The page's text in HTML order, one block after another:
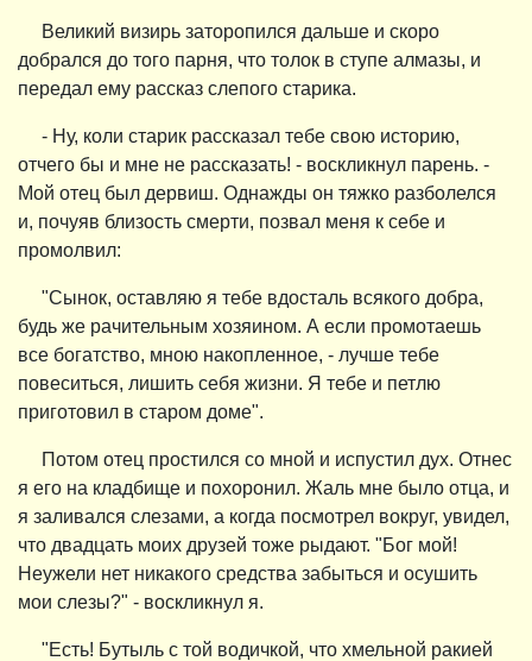
Великий визирь заторопился дальше и скоро
добрался до того парня, что толок в ступе алмазы, и
передал ему рассказ слепого старика.
- Ну, коли старик рассказал тебе свою историю,
отчего бы и мне не рассказать! - воскликнул парень. -
Мой отец был дервиш. Однажды он тяжко разболелся
и, почуяв близость смерти, позвал меня к себе и
промолвил:
"Сынок, оставляю я тебе вдосталь всякого добра,
будь же рачительным хозяином. А если промотаешь
все богатство, мною накопленное, - лучше тебе
повеситься, лишить себя жизни. Я тебе и петлю
приготовил в старом доме".
Потом отец простился со мной и испустил дух. Отнес
я его на кладбище и похоронил. Жаль мне было отца, и
я заливался слезами, а когда посмотрел вокруг, увидел,
что двадцать моих друзей тоже рыдают. "Бог мой!
Неужели нет никакого средства забыться и осушить
мои слезы?" - воскликнул я.
"Есть! Бутыль с той водичкой, что хмельной ракией